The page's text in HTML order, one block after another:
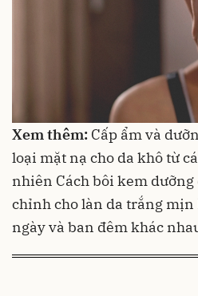
Xem thêm: Cấp ẩm và
loại mặt nạ cho da khô từ
nhiên Cách bôi kem
chỉnh cho làn da trắng mịn
ngày và ban đêm khác